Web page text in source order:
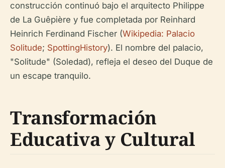
construcción continuó bajo el arquitecto Philippe
de La Guêpière y fue completada por Reinhard
Heinrich Ferdinand Fischer (Wikipedia: Palacio
Solitude; SpottingHistory). El nombre del palacio,
"Solitude" (Soledad), refleja el deseo del Duque de
un escape tranquilo.
Transformación
Educativa y Cultural